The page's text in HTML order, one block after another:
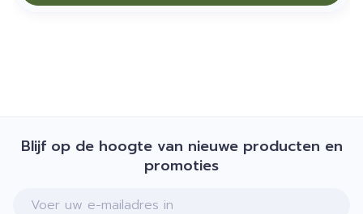
Blijf op de hoogte van nieuwe producten en
promoties
E-mail adres